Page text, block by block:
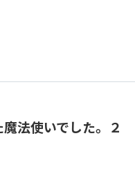
法使いでした。２